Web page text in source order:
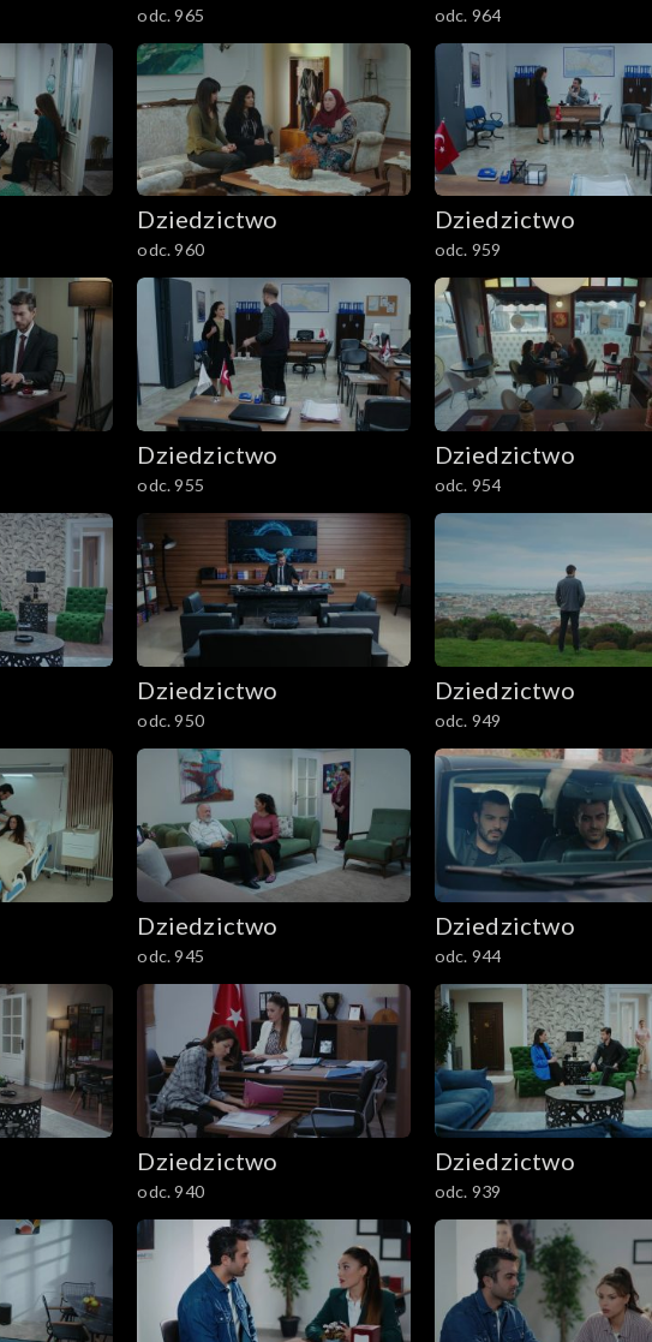
odc. 965 odc. 964
Dziedzictwo
odc. 960
Dziedzictwo
odc. 959
Dziedzictwo
odc. 955
Dziedzictwo
odc. 954
Dziedzictwo
odc. 950
Dziedzictwo
odc. 949
Dziedzictwo
odc. 945
Dziedzictwo
odc. 944
Dziedzictwo
odc. 940
Dziedzictwo
odc. 939